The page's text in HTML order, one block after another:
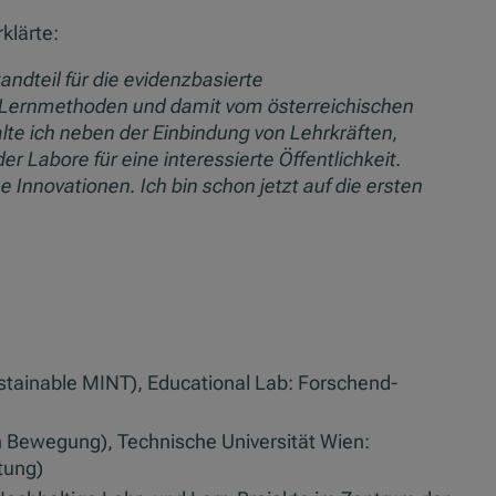
für die evidenzbasierte
und damit vom österreichischen
ich neben der Einbindung von Lehrkräften,
Labore für eine interessierte Öffentlichkeit.
Innovationen. Ich bin schon jetzt auf die ersten
MINT), Educational Lab: Forschend-
Technische Universität Wien: